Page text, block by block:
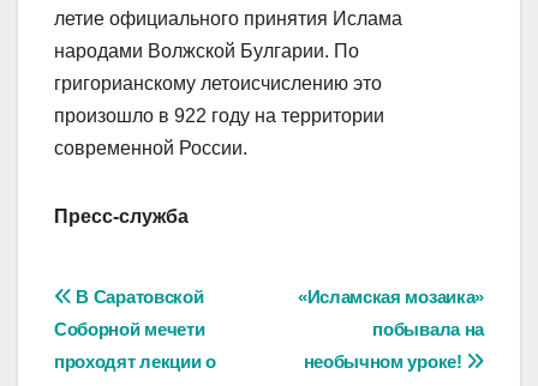
летие официального принятия Ислама
народами Волжской Булгарии. По
григорианскому летоисчислению это
произошло в 922 году на территории
современной России.
Пресс-служба
Навигация
по
«Исламская мозаика»
побывала на
необычном уроке!
В Саратовской
Соборной мечети
проходят лекции о